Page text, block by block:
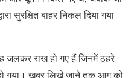
सुरक्षित बाहर निकल दिया गया
जलकर राख हो गए हैं जिनमें ठहरे
गया। खबर लिखे जाने तक आग को